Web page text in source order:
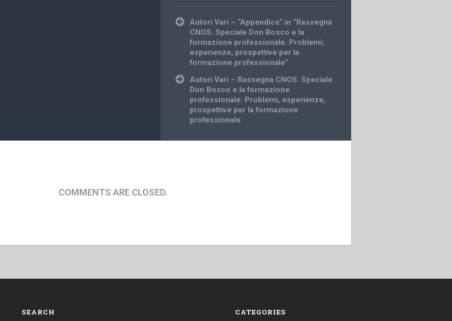
Post
navigation
Autori Vari – “Appendice” in “Rassegna
CNOS. Speciale Don Bosco e la
formazione professionale. Problemi,
esperienze, prospettive per la
formazione professionale”
Autori Vari – Rassegna CNOS. Speciale
Don Bosco e la formazione
professionale. Problemi, esperienze,
prospettive per la formazione
professionale
COMMENTS ARE CLOSED.
SEARCH CATEGORIES